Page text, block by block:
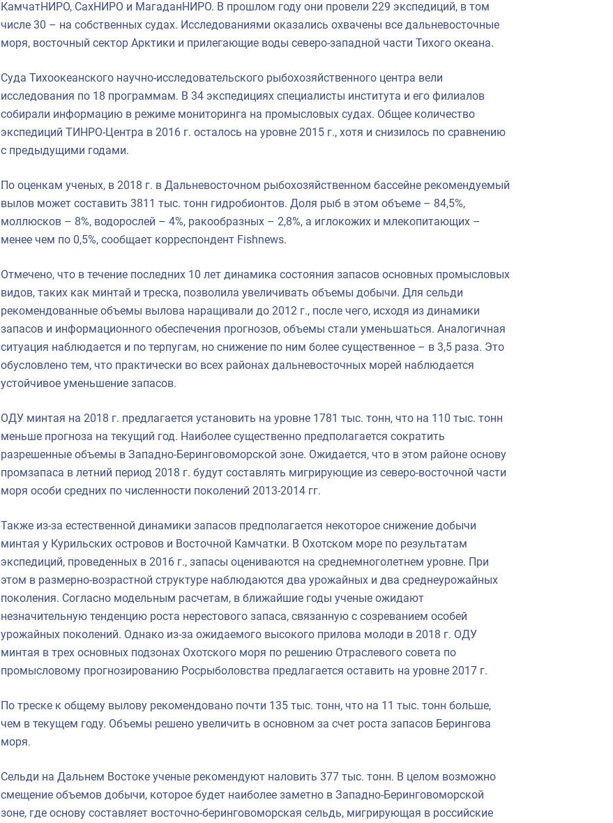
КамчатНИРО, СахНИРО и МагаданНИРО. В прошлом году они провели 229 экспедиций, в том
числе 30 – на собственных судах. Исследованиями оказались охвачены все дальневосточные
моря, восточный сектор Арктики и прилегающие воды северо-западной части Тихого океана.
Суда Тихоокеанского научно-исследовательского рыбохозяйственного центра вели
исследования по 18 программам. В 34 экспедициях специалисты института и его филиалов
собирали информацию в режиме мониторинга на промысловых судах. Общее количество
экспедиций ТИНРО-Центра в 2016 г. осталось на уровне 2015 г., хотя и снизилось по сравнению
с предыдущими годами.
По оценкам ученых, в 2018 г. в Дальневосточном рыбохозяйственном бассейне рекомендуемый
вылов может составить 3811 тыс. тонн гидробионтов. Доля рыб в этом объеме – 84,5%,
моллюсков – 8%, водорослей – 4%, ракообразных – 2,8%, а иглокожих и млекопитающих –
менее чем по 0,5%, сообщает корреспондент Fishnews.
Отмечено, что в течение последних 10 лет динамика состояния запасов основных промысловых
видов, таких как минтай и треска, позволила увеличивать объемы добычи. Для сельди
рекомендованные объемы вылова наращивали до 2012 г., после чего, исходя из динамики
запасов и информационного обеспечения прогнозов, объемы стали уменьшаться. Аналогичная
ситуация наблюдается и по терпугам, но снижение по ним более существенное – в 3,5 раза. Это
обусловлено тем, что практически во всех районах дальневосточных морей наблюдается
устойчивое уменьшение запасов.
ОДУ минтая на 2018 г. предлагается установить на уровне 1781 тыс. тонн, что на 110 тыс. тонн
меньше прогноза на текущий год. Наиболее существенно предполагается сократить
разрешенные объемы в Западно-Беринговоморской зоне. Ожидается, что в этом районе основу
промзапаса в летний период 2018 г. будут составлять мигрирующие из северо-восточной части
моря особи средних по численности поколений 2013-2014 гг.
Также из-за естественной динамики запасов предполагается некоторое снижение добычи
минтая у Курильских островов и Восточной Камчатки. В Охотском море по результатам
экспедиций, проведенных в 2016 г., запасы оцениваются на среднемноголетнем уровне. При
этом в размерно-возрастной структуре наблюдаются два урожайных и два среднеурожайных
поколения. Согласно модельным расчетам, в ближайшие годы ученые ожидают
незначительную тенденцию роста нерестового запаса, связанную с созреванием особей
урожайных поколений. Однако из-за ожидаемого высокого прилова молоди в 2018 г. ОДУ
минтая в трех основных подзонах Охотского моря по решению Отраслевого совета по
промысловому прогнозированию Росрыболовства предлагается оставить на уровне 2017 г.
По треске к общему вылову рекомендовано почти 135 тыс. тонн, что на 11 тыс. тонн больше,
чем в текущем году. Объемы решено увеличить в основном за счет роста запасов Берингова
моря.
Сельди на Дальнем Востоке ученые рекомендуют наловить 377 тыс. тонн. В целом возможно
смещение объемов добычи, которое будет наиболее заметно в Западно-Беринговоморской
зоне, где основу составляет восточно-беринговоморская сельдь, мигрирующая в российские